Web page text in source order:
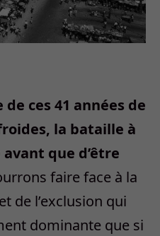
ces 41 années de
la bataille à
que d’être
faire face à la
de l’exclusion qui
dominante que si